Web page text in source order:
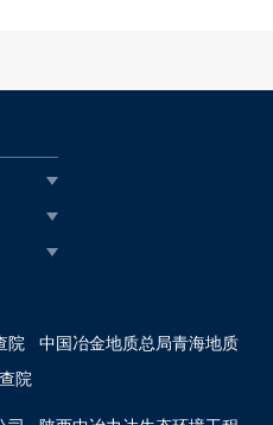
院
中国冶金地质总局青海地质
院